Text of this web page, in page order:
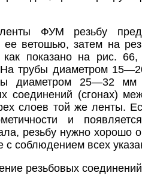
ФУМ резьбу
ее ветошью, затем на
показано на рис.
На трубы диаметром
диаметром 25—32
соединений (сгонах)
слоев той же ленты.
и
резьбу нужно хорошо
с соблюдением всех